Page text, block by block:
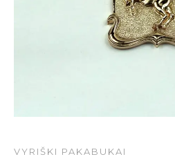
VYRIŠKI PAKABUKAI